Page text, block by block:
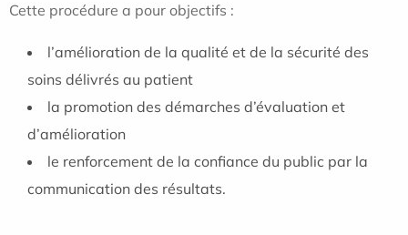
Cette procédure a pour objectifs :
l’amélioration de la qualité et de la sécurité des
soins délivrés au patient
la promotion des démarches d’évaluation et
d’amélioration
le renforcement de la confiance du public par la
communication des résultats.